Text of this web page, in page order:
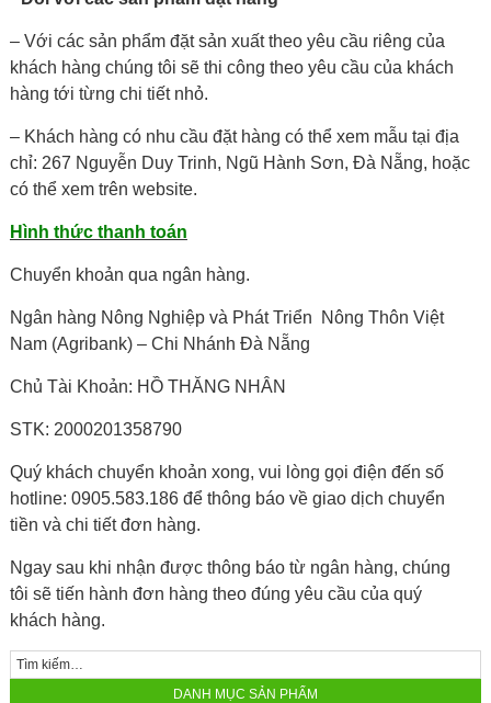
– Với các sản phẩm đặt sản xuất theo yêu cầu riêng của
khách hàng chúng tôi sẽ thi công theo yêu cầu của khách
hàng tới từng chi tiết nhỏ.
– Khách hàng có nhu cầu đặt hàng có thể xem mẫu tại địa
chỉ: 267 Nguyễn Duy Trinh, Ngũ Hành Sơn, Đà Nẵng, hoặc
có thể xem trên website.
Hình thức thanh toán
Chuyển khoản qua ngân hàng.
Ngân hàng Nông Nghiệp và Phát Triển Nông Thôn Việt
Nam (Agribank) – Chi Nhánh Đà Nẵng
Chủ Tài Khoản: HỒ THĂNG NHÂN
STK: 2000201358790
Quý khách chuyển khoản xong, vui lòng gọi điện đến số
hotline: 0905.583.186 để thông báo về giao dịch chuyển
tiền và chi tiết đơn hàng.
Ngay sau khi nhận được thông báo từ ngân hàng, chúng
tôi sẽ tiến hành đơn hàng theo đúng yêu cầu của quý
khách hàng.
DANH MỤC SẢN PHẨM